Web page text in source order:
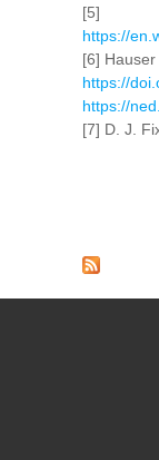
[5]
https://
[6]
https://
https://
[7] D. J.